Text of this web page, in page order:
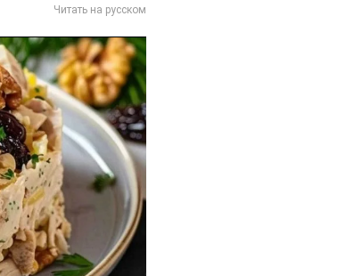
Читать на русском